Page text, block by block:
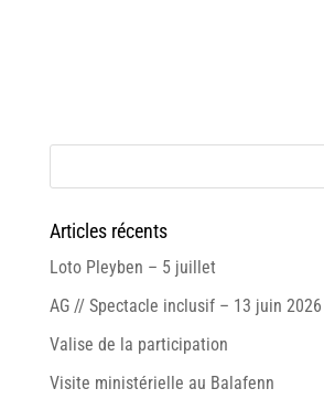
Articles récents
Loto Pleyben – 5 juillet
AG // Spectacle inclusif – 13 juin 2026
Valise de la participation
Visite ministérielle au Balafenn